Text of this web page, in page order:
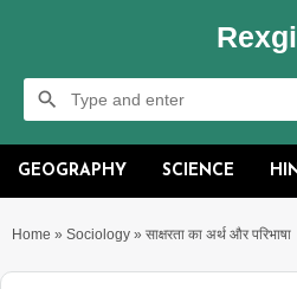
GEOGRAPHY SCIENCE
Home » Sociology » साक्षरता का अर्थ और परिभाषा